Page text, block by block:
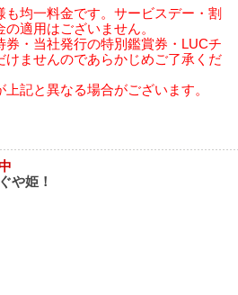
均一料金です。サービスデー・割
適用はございません。
券・当社発行の特別鑑賞券・LUCチ
けませんのであらかじめご了承くだ
記と異なる場合がございます。
や姫！